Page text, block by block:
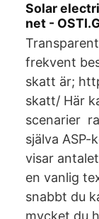
Solar
net -
frekvent
skatt är;
skatt/ Här
scenarier
själva ASP-
visar
en vanlig
snabbt du
mycket du